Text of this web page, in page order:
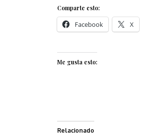
Comparte esto:
Facebook X
Me gusta esto:
Relacionado